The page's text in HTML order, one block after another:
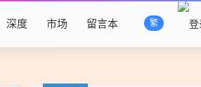
繁
深度 市场 留言本